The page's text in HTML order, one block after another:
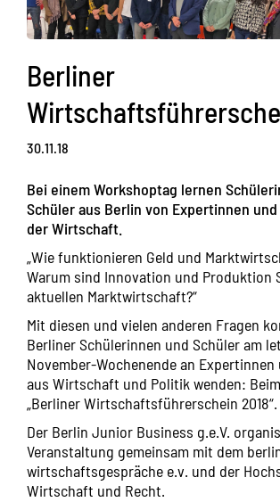
Berliner
30.11.18
Bei einem Workshoptag lernen
Schüler aus Berlin von Expertinnen
der Wirtschaft.
„Wie funktionieren Geld und
Warum sind Innovation und Produktion
aktuellen Marktwirtschaft?“
Mit diesen und vielen anderen Fragen
Berliner Schülerinnen und Schüler am
November-Wochenende an
aus Wirtschaft und Politik wenden:
„Berliner Wirtschaftsführerschein 2018“.
Der Berlin Junior Business g.e.V.
Veranstaltung gemeinsam mit dem
wirtschaftsgespräche e.v. und der
Wirtschaft und Recht.